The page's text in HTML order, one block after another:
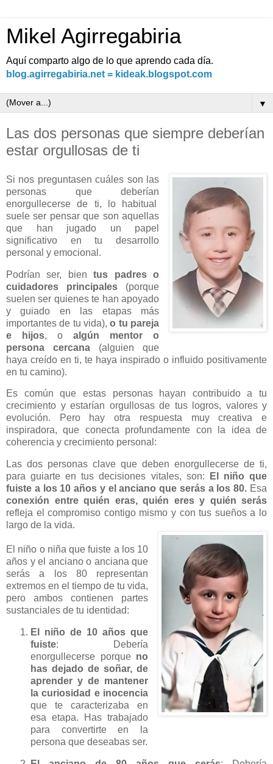
Mikel Agirregabiria
Aquí comparto algo de lo que aprendo cada día.
blog.agirregabiria.net = kideak.blogspot.com
▼
Las dos personas que siempre deberían
estar orgullosas de ti
Si nos preguntasen cuáles son las
personas que deberían
enorgullecerse de ti, lo habitual
suele ser pensar que son aquellas
que han jugado un papel
significativo en tu desarrollo
personal y emocional.
Podrían ser, bientus padres o
cuidadores principales (porque
suelen ser quienes te han apoyado
y guiado en las etapas más
importantes de tu vida),o tu pareja
e hijos, oalgún mentor o
persona cercana (alguien que
haya creído en ti, te haya inspirado o influido positivamente
en tu camino).
Es común que estas personas hayan contribuido a tu
crecimiento y estarían orgullosas de tus logros, valores y
evolución. Pero hay otra respuesta muy creativa e
inspiradora, que conecta profundamente con la idea de
coherencia y crecimiento personal:
Las dos personas clave que deben enorgullecerse de ti,
para guiarte en tus decisiones vitales, son:
El niño que
fuiste a los 10 años y el anciano que serás a los 80. Esa
conexión entre quién eras, quién eres y quién serás
refleja el compromiso contigo mismo y con tus sueños a lo
largo de la vida.
El niño o niña que fuiste a los 10
años y el anciano o anciana que
serás a los 80 representan
extremos en el tiempo de tu vida,
pero ambos contienen partes
sustanciales de tu identidad:
El niño de 10 años que
fuiste: Debería
enorgullecerse porque no
has dejado de soñar, de
aprender y de mantener
la curiosidad e inocencia
que te caracterizaba en
esa etapa. Has trabajado
para convertirte en la
persona que deseabas ser.